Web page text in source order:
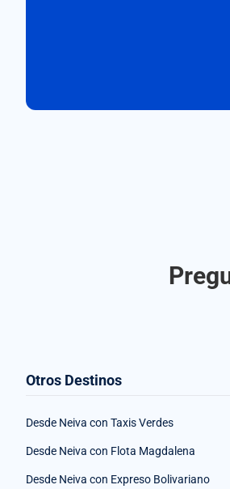
Otros Destinos
Desde Neiva con Taxis Verdes
Desde Neiva con Flota Magdalena
Desde Neiva con Expreso Bolivariano